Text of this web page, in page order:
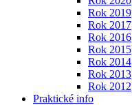
Rok 2019
Rok 2017
Rok 2016
Rok 2015
Rok 2014
Rok 2013
Rok 2012
Praktické info